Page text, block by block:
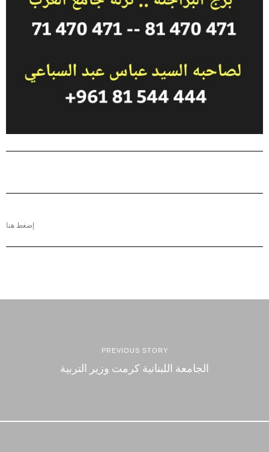
إضغط هنا
PREVIOUS STORY
الجامعة اللبنانية كرمت وزير التربية